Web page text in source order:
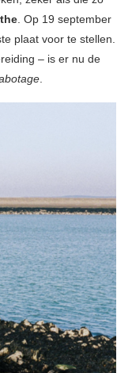
. Op 19 september
plaat voor te stellen.
– is er nu de